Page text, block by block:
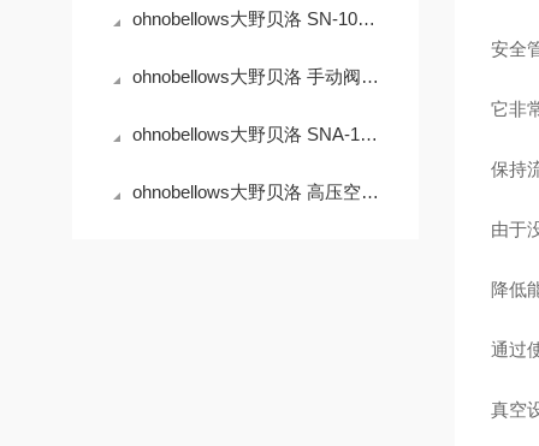
ohnobellows大野贝洛 SN-10A-BW-250A-16-EP 手动阀
ohnobellows大野贝洛 手动阀 MS-04-BG-316L
ohnobellows大野贝洛 SNA-10B-BW-25A-NC-16-EP 手动阀
ohnobellows大野贝洛 高压空气动作阀 DSHA-04-BG-NC-316L-EP 华北
安全
它非
保持
由于
降低
通过
真空